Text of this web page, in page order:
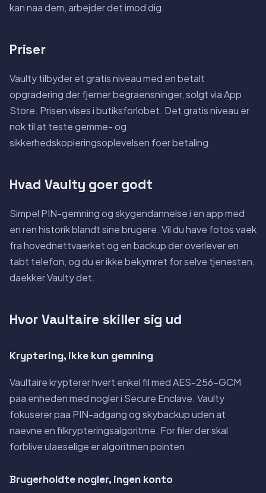
kan naa dem, arbejder det imod dig.
Priser
Vaulty tilbyder et gratis niveau med en betalt
opgradering der fjerner begraensninger, solgt via App
Store. Prisen vises i butiksforlobet. Det gratis niveau er
nok til at teste gemme- og
sikkerhedskopieringsoplevelsen foer betaling.
Hvad Vaulty goer godt
Simpel PIN-gemning og skygendannelse i en app med
en ren historik blandt sine brugere. Vil du have fotos vaek
fra hovednettvaerket og en backup der overlever en
tabt telefon, og du er ikke bekymret for selve tjenesten,
daekker Vaulty det.
Hvor Vaultaire skiller sig ud
Kryptering, ikke kun gemning
Vaultaire krypterer hvert enkel fil med AES-256-GCM
paa enheden med nogler i Secure Enclave. Vaulty
fokuserer paa PIN-adgang og skybackup uden at
naevne en filkrypteringsalgoritme. For filer der skal
forblive ulaeselige er algoritmen pointen.
Brugerholdte nogler, ingen konto